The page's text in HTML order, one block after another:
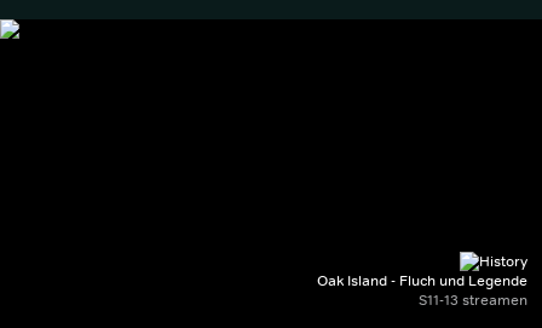
Oak Island - Fluch und Legende
S11-13 streamen